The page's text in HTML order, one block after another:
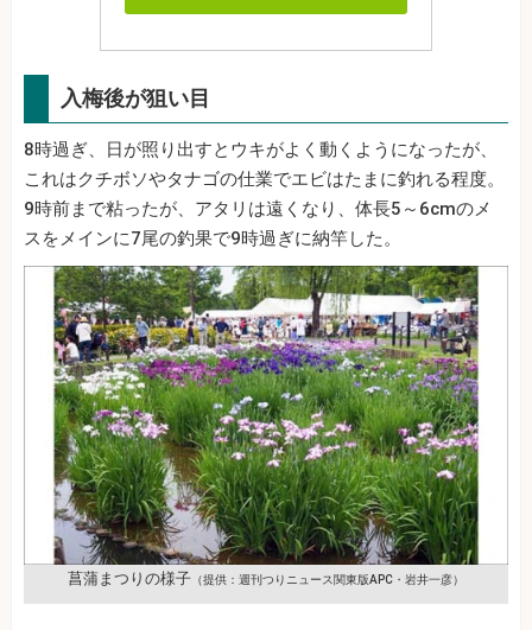
入梅後が狙い目
8時過ぎ、日が照り出すとウキがよく動くようになったが、
これはクチボソやタナゴの仕業でエビはたまに釣れる程度。
9時前まで粘ったが、アタリは遠くなり、体長5～6cmのメ
スをメインに7尾の釣果で9時過ぎに納竿した。
菖蒲まつりの様子 （提供：週刊つりニュース関東版APC・岩井一彦）